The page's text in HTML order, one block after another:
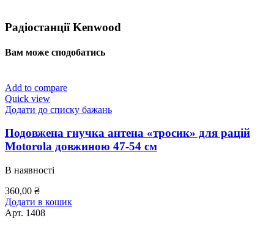
Радіостанції Kenwood
Вам може сподобатись
Add to compare
Quick view
Додати до списку бажань
Подовжена гнучка антена «тросик» для рацій
Motorola довжиною 47-54 см
В наявності
360,00 ₴
Додати в кошик
Арт. 1408